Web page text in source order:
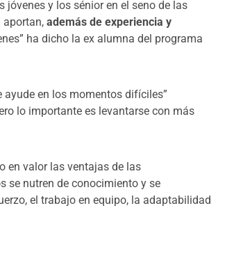
y los sénior en el seno de las
aportan, además de experiencia y
ha dicho la ex alumna del programa
en los momentos difíciles”
lo importante es levantarse con más
en valor las ventajas de las
se nutren de conocimiento y se
el trabajo en equipo, la adaptabilidad